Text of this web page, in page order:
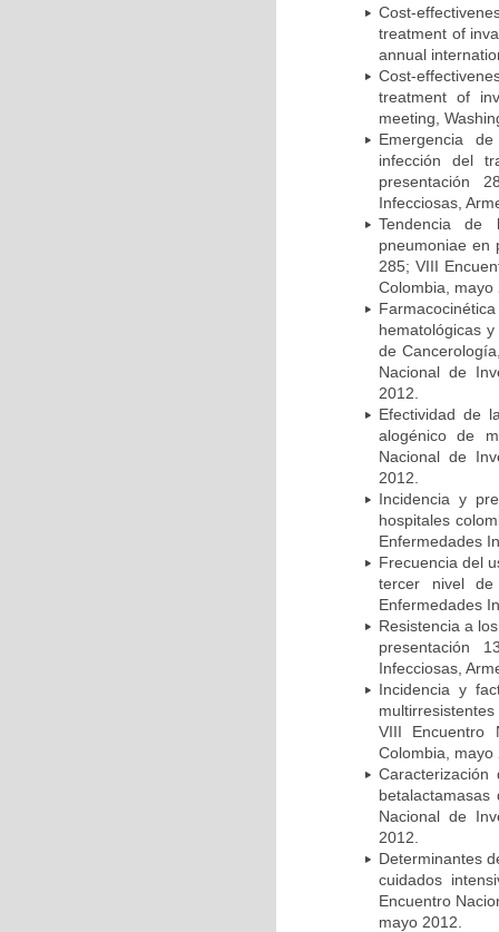
Cost-
treatment of
annual
Cost-
treatment of
meeting,
Emergencia
infección del
presentación
Infecciosas,
Tendencia de
pneumoniae en
285; VIII
Colombia, mayo
hematológicas
de
Nacional de
2012.
Efectividad de
alogénico de
Nacional de
2012.
Incidencia y
hospitales
Enfermedades
Frecuencia del
tercer nivel de
Enfermedades
Resistencia a
presentación
Infecciosas,
Incidencia y
VIII Encuentro
Colombia, mayo
Nacional de
2012.
Determinantes
cuidados
Encuentro
mayo 2012.